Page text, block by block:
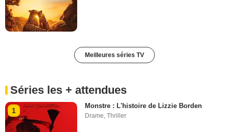
Meilleures séries TV
Séries les + attendues
1
Monstre : L'histoire de Lizzie Borden
Drame,Thriller